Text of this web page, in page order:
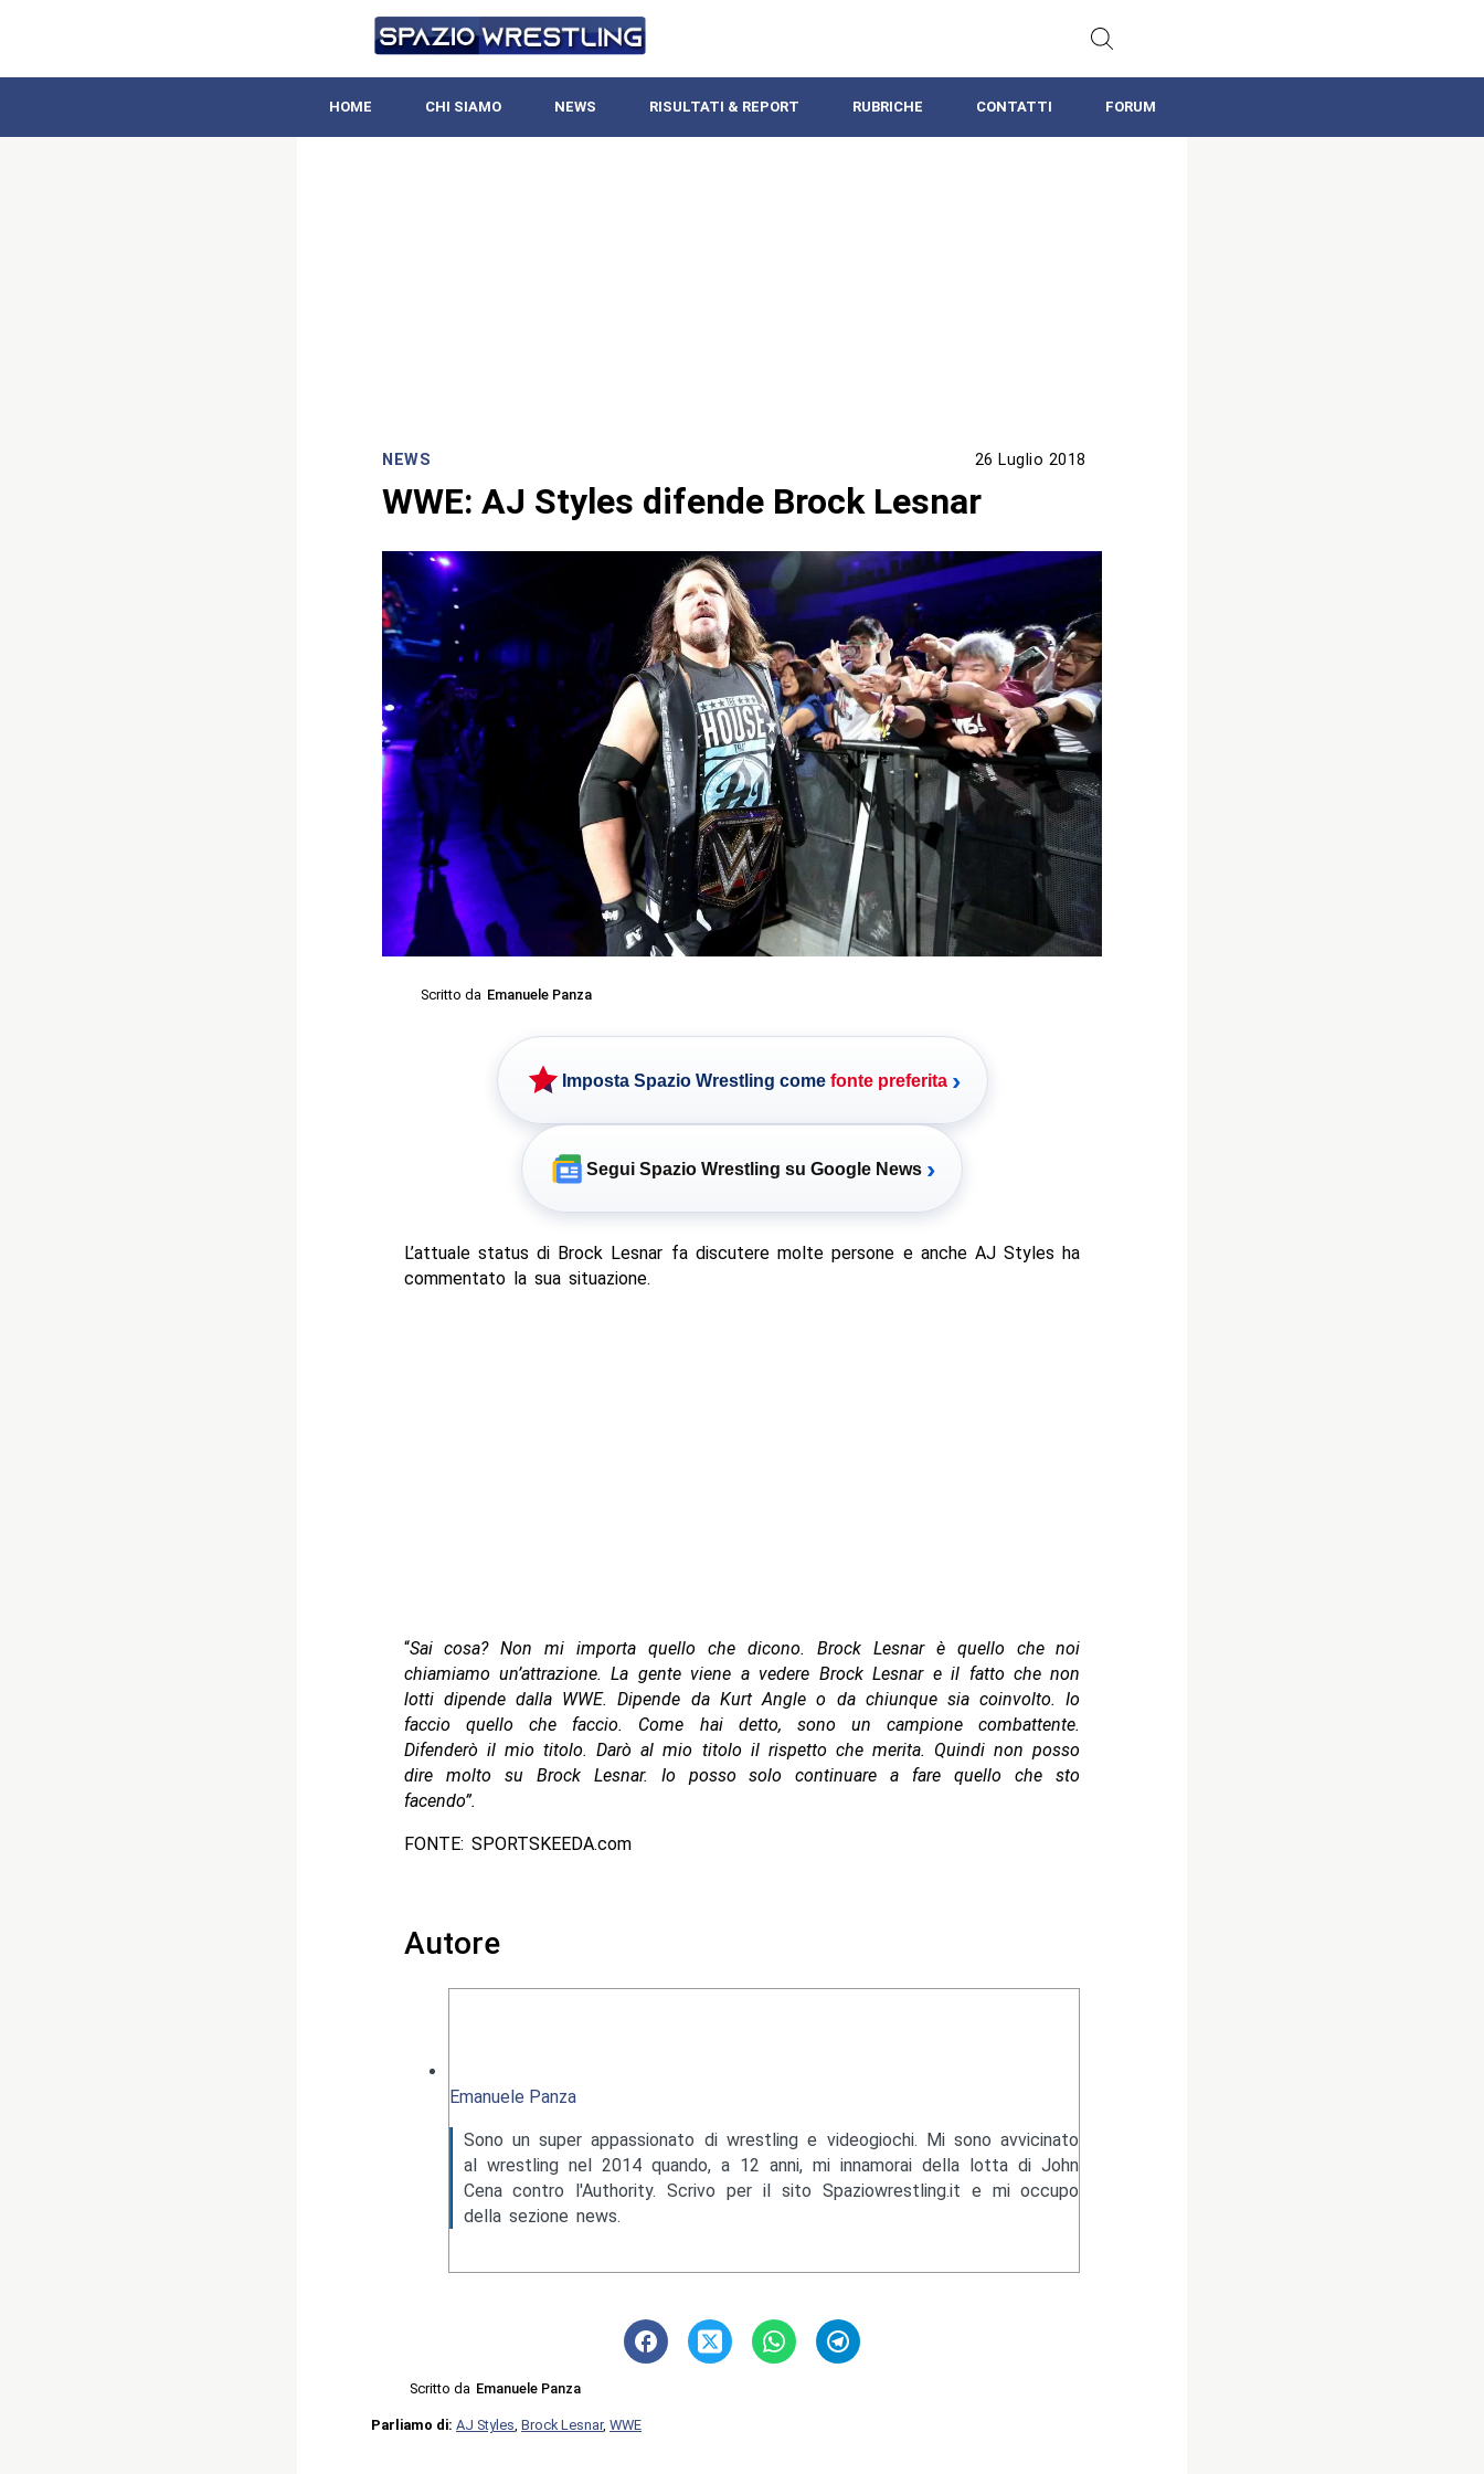
HOME CHI SIAMO NEWS RISULTATI & REPORT RUBRICHE CONTATTI FORUM
NEWS 26 Luglio 2018
WWE: AJ Styles difende Brock Lesnar
Scritto da Emanuele Panza
Imposta Spazio Wrestling come fonte preferita ›
Segui Spazio Wrestling su Google News ›
L’attuale status di Brock Lesnar fa discutere molte persone e anche AJ Styles ha
commentato la sua situazione.
“Sai cosa? Non mi importa quello che dicono. Brock Lesnar è quello che noi
chiamiamo un’attrazione. La gente viene a vedere Brock Lesnar e il fatto che non
lotti dipende dalla WWE. Dipende da Kurt Angle o da chiunque sia coinvolto. Io
faccio quello che faccio. Come hai detto, sono un campione combattente.
Difenderò il mio titolo. Darò al mio titolo il rispetto che merita. Quindi non posso
dire molto su Brock Lesnar. Io posso solo continuare a fare quello che sto
facendo”.
FONTE: SPORTSKEEDA.com
Autore
Emanuele Panza
Sono un super appassionato di wrestling e videogiochi. Mi sono avvicinato
al wrestling nel 2014 quando, a 12 anni, mi innamorai della lotta di John
Cena contro l'Authority. Scrivo per il sito Spaziowrestling.it e mi occupo
della sezione news.
Scritto da Emanuele Panza
Parliamo di: AJ Styles, Brock Lesnar, WWE